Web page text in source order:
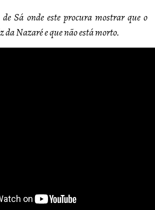
Sá onde este procura mostrar que o
da Nazaré e que não está morto.